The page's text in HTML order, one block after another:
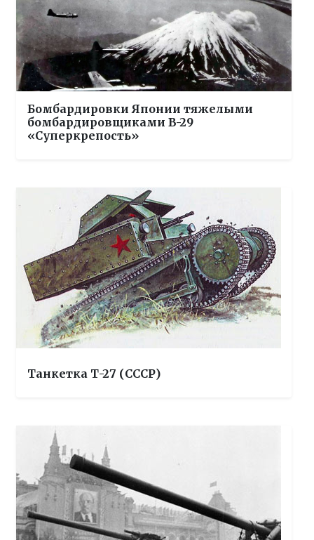
Бомбардировки Японии тяжелыми
бомбардировщиками B-29
«Суперкрепость»
Танкетка Т-27 (СССР)